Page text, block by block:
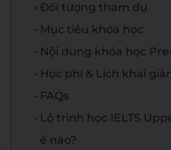
Đối tượng tham dự
Mục tiêu khóa học
Nội dung khóa học
Học phí & Lịch khai
FAQs
Lộ trình học IELTS
ế nào?